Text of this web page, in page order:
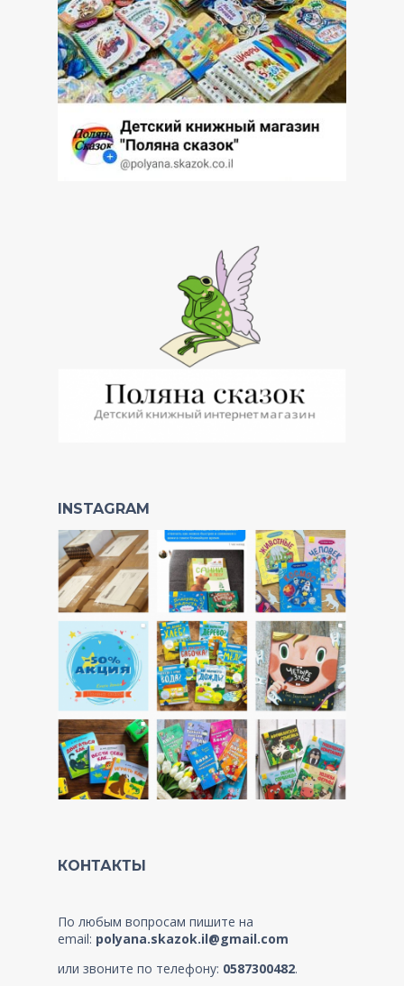
INSTAGRAM
КОНТАКТЫ
По любым вопросам пишите на
email: polyana.skazok.il@gmail.com
или звоните по телефону: 0587300482.